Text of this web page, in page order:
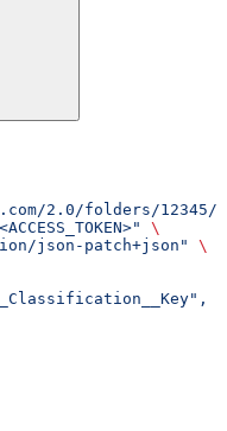
2.0/folders/12345/
\
json-patch+json"
\